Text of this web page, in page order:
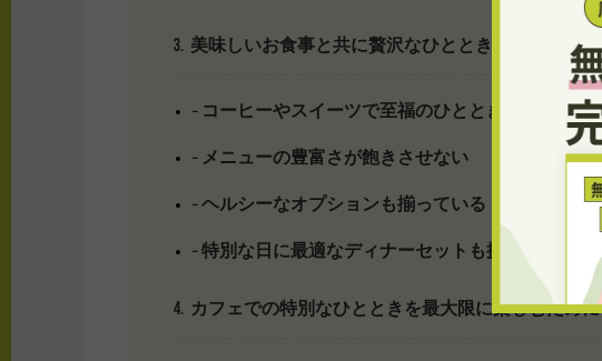
3. 美味しいお食事と共に贅沢なひとときを
– コーヒーやスイーツで至福のひとときを過ごす
– メニューの豊富さが飽きさせない
– ヘルシーなオプションも揃っている
– 特別な日に最適なディナーセットも提供
4. カフェでの特別なひとときを最大限に楽しむために